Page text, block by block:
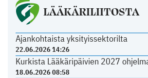
LÄÄKÄRILIITOSTA
Ajankohtaista yksityissektorilta
22.06.2026 14:26
Kurkista Lääkäripäivien 2027
18.06.2026 08:58